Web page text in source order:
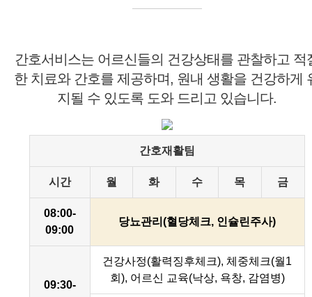
간호서비스는 어르신들의 건강상태를 관찰하고 적
한 치료와 간호를 제공하며, 원내 생활을 건강하게
지될 수 있도록 도와 드리고 있습니다.
간호재활팀
시간 월 화 수 목 금
08:00-
09:00
당뇨관리(혈당체크, 인슐린주사)
09:30-
건강사정(활력징후체크), 체중체크(월1
회), 어르신 교육(낙상, 욕창, 감염병)